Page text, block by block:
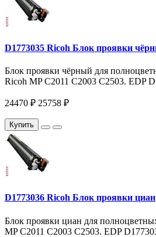
D1773035 Ricoh Блок проявки
Блок проявки чёрный для
Ricoh MP C2011 C2003 С2503. EDP
24470 ₽ 25758 ₽
Купить
D1773036 Ricoh Блок проявки циан
Блок проявки циан для
MP C2011 C2003 С2503. EDP